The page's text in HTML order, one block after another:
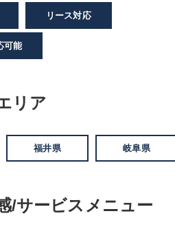
リース対応
可能
リア
福井県 岐阜県
/サービスメニュー